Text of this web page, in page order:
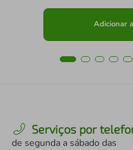
Adicionar
Serviços por
de segunda a sábado das